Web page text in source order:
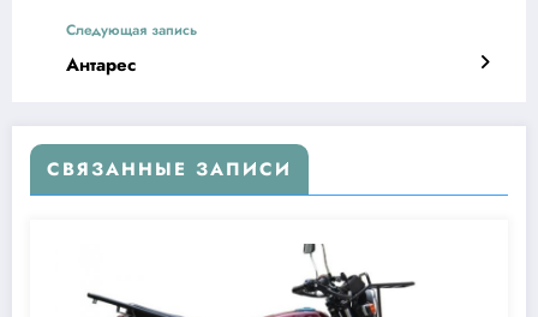
Следующая запись
Антарес
СВЯЗАННЫЕ ЗАПИСИ